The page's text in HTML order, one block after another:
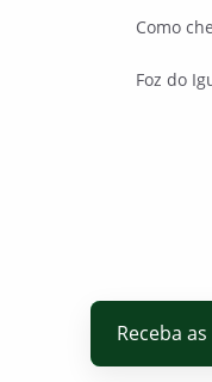
Como
Foz do
Receba